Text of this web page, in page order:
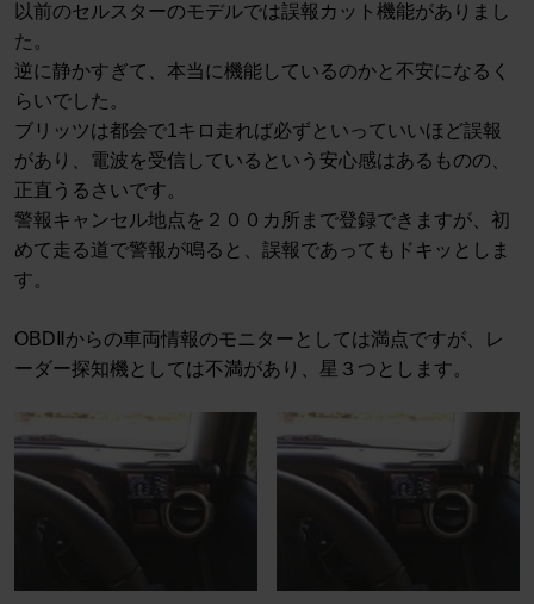
以前のセルスターのモデルでは誤報カット機能がありまし
た。
逆に静かすぎて、本当に機能しているのかと不安になるく
らいでした。
ブリッツは都会で1キロ走れば必ずといっていいほど誤報
があり、電波を受信しているという安心感はあるものの、
正直うるさいです。
警報キャンセル地点を２００カ所まで登録できますが、初
めて走る道で警報が鳴ると、誤報であってもドキッとしま
す。
OBDⅡからの車両情報のモニターとしては満点ですが、レ
ーダー探知機としては不満があり、星３つとします。